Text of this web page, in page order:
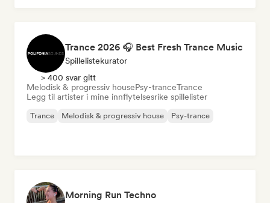
Trance 2026 🎧 Best Fresh Trance Music
Spillelistekurator
> 400 svar gitt
Melodisk & progressiv housePsy-tranceTrance
Legg til artister i mine innflytelsesrike spillelister
Trance Melodisk & progressiv house Psy-trance
Morning Run Techno